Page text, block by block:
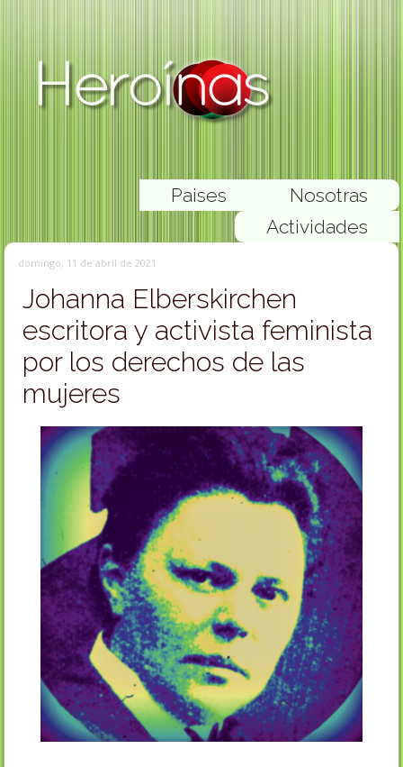
Nosotras
Paises
Actividades
domingo, 11 de abril de 2021
Johanna Elberskirchen
escritora y activista feminista
por los derechos de las
mujeres